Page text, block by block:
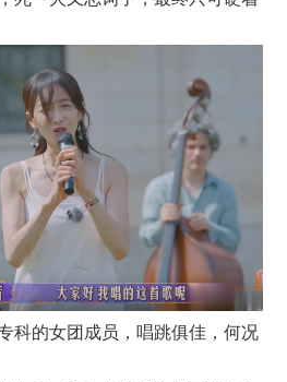
科的女团成员，唱跳俱佳，何况